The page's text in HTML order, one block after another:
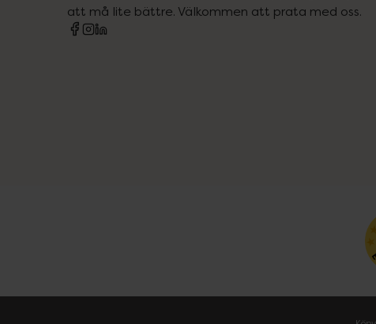
att må lite bättre. Välkommen att prata med oss.